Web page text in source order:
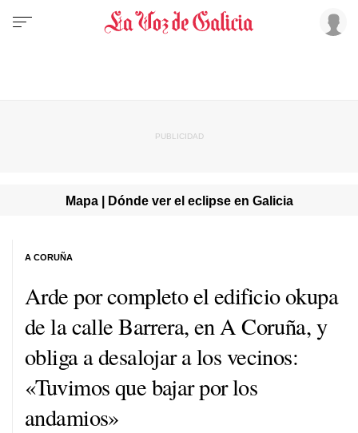
Mapa | Dónde ver el eclipse en Galicia
Arde por completo el edificio okupa
de la calle Barrera, en A Coruña, y
obliga a desalojar a los vecinos:
«Tuvimos que bajar por los
andamios»
A CORUÑA